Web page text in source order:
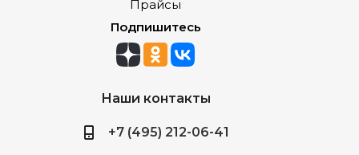
Прайсы
Подпишитесь
Наши контакты
+7 (495) 212-06-41